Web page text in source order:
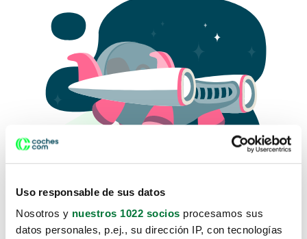
Uso responsable de sus datos
Nosotros y nuestros 1022 socios procesamos sus
datos personales, p.ej., su dirección IP, con tecnologías